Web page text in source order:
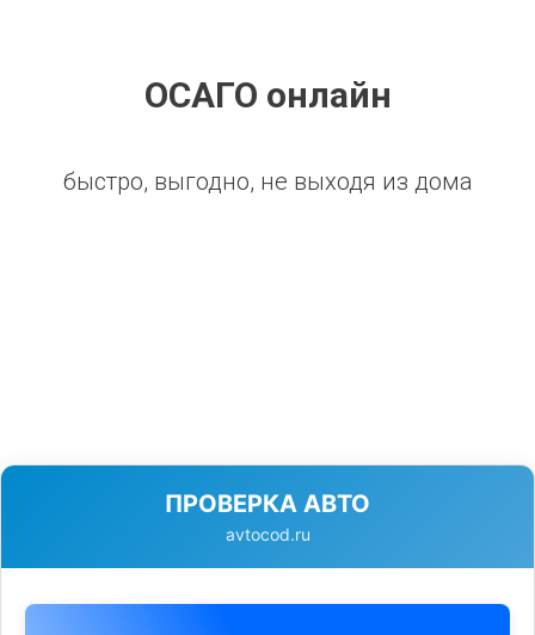
ОСАГО онлайн
быстро, выгодно, не выходя из дома
ПРОВЕРКА АВТО
avtocod.ru